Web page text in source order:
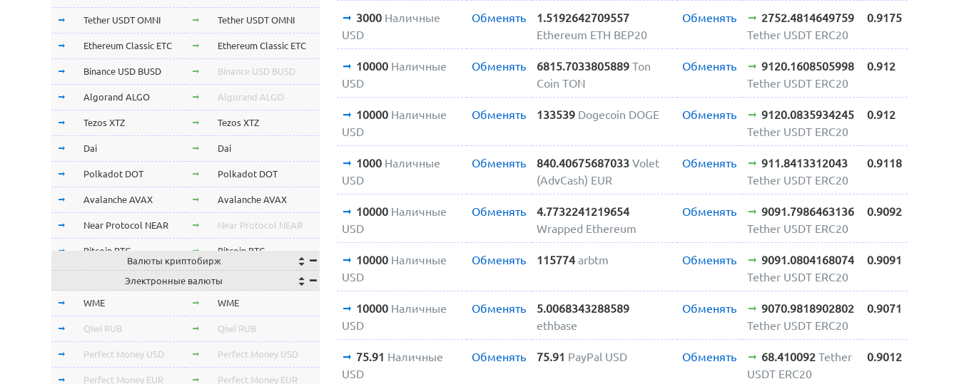
3000 Наличные
USD
Обменять
1.5192642709557
Ethereum ETH BEP20
Обменять
2752.4814649759
Tether USDT ERC20
0.9175
10000 Наличные
USD
Обменять 6815.7033805889 Ton
Coin TON
Обменять
9120.1608505998
Tether USDT ERC20
0.912
10000 Наличные
USD
Обменять 133539 Dogecoin DOGE Обменять
9120.0835934245
Tether USDT ERC20
0.912
1000 Наличные
USD
Обменять 840.40675687033 Volet
(AdvCash) EUR
Обменять
911.8413312043
Tether USDT ERC20
0.9118
10000 Наличные
USD
Обменять
4.7732241219654
Wrapped Ethereum
Обменять
9091.7986463136
Tether USDT ERC20
0.9092
10000 Наличные
USD
Обменять 115774 arbtm Обменять
9091.0804168074
Tether USDT ERC20
0.9091
10000 Наличные
USD
Обменять
5.0068343288589
ethbase
Обменять
9070.9818902802
Tether USDT ERC20
0.9071
75.91 Наличные
USD
Обменять 75.91 PayPal USD Обменять 68.410092 Tether
USDT ERC20
0.9012
Tether USDT OMNI Tether USDT OMNI
Ethereum Classic ETC Ethereum Classic ETC
Binance USD BUSD Binance USD BUSD
Algorand ALGO Algorand ALGO
Tezos XTZ Tezos XTZ
Dai Dai
Polkadot DOT Polkadot DOT
Avalanche AVAX Avalanche AVAX
Near Protocol NEAR Near Protocol NEAR
Bitcoin BTC Bitcoin BTC
Terra LUNA
Cardano ADA Cardano ADA
OmiseGo OMG OmiseGo OMG
Verge XVG Verge XVG
BitTorrent BTT BitTorrent BTT
Валюты криптобирж
Электронные валюты
WME WME
Qiwi RUB Qiwi RUB
Perfect Money USD Perfect Money USD
Perfect Money EUR Perfect Money EUR